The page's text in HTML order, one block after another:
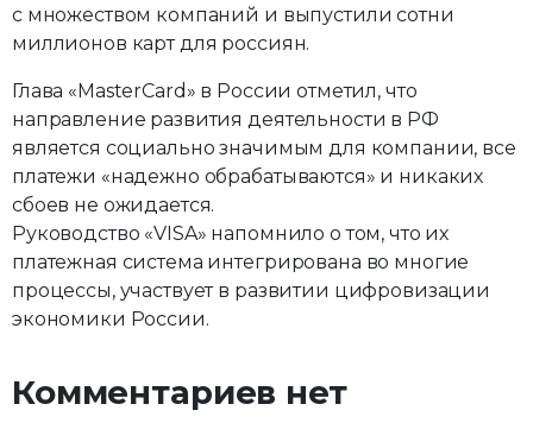
с множеством компаний и выпустили сотни
миллионов карт для россиян.
Глава «MasterCard» в России отметил, что
направление развития деятельности в РФ
является социально значимым для компании, все
платежи «надежно обрабатываются» и никаких
сбоев не ожидается.
Руководство «VISA» напомнило о том, что их
платежная система интегрирована во многие
процессы, участвует в развитии цифровизации
экономики России.
Комментариев нет